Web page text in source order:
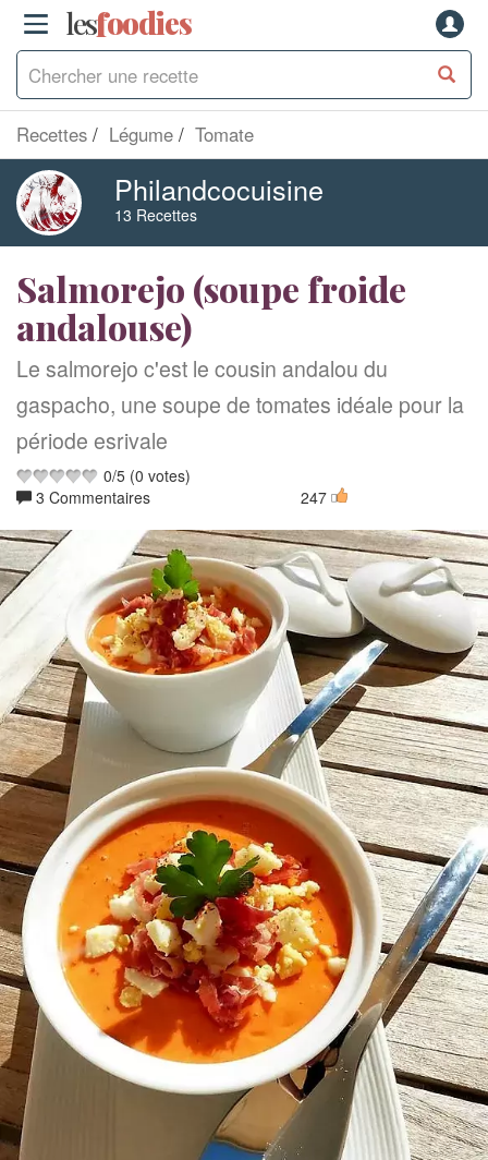
lesfoodies
Recettes Légume Tomate
Philandcocuisine
13 Recettes
Salmorejo (soupe froide
andalouse)
Le salmorejo c'est le cousin andalou du
gaspacho, une soupe de tomates idéale pour la
période esrivale
0/5 (0 votes)
3 Commentaires
247